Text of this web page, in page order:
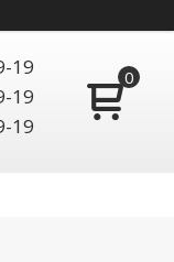
19
19
19